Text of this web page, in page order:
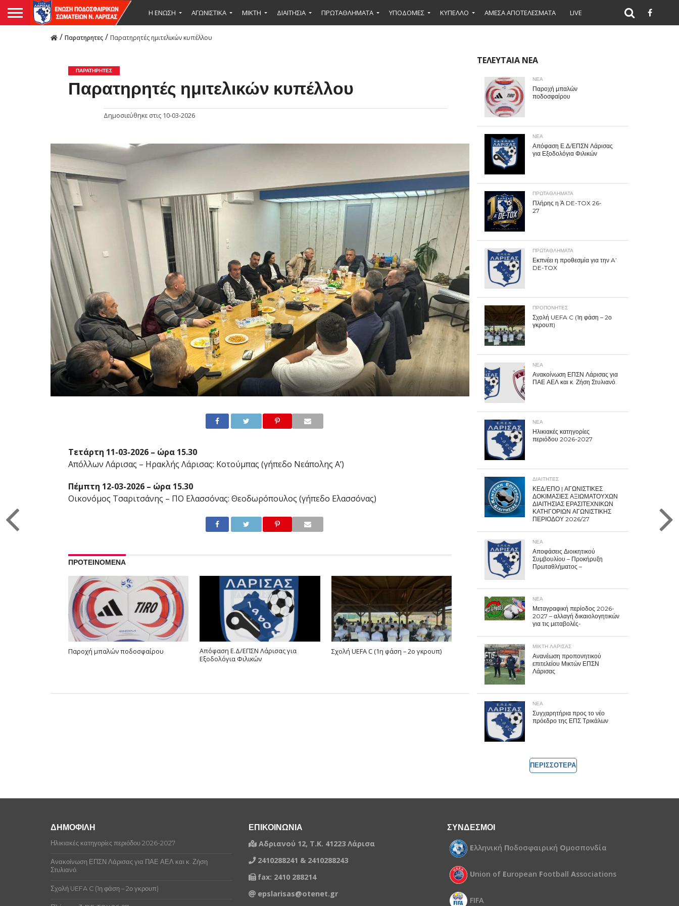
Η ΕΝΩΣΗ ΑΓΩΝΙΣΤΙΚΑ ΜΙΚΤΉ ΔΙΑΙΤΗΣΙΑ ΠΡΩΤΑΘΛΗΜΑΤΑ ΥΠΟΔΟΜΕΣ ΚΥΠΕΛΛΟ ΑΜΕΣΑ ΑΠΟΤΕΛΕΣΜΑΤΑ LIVE
/ Παρατηρητες / Παρατηρητές ημιτελικών κυπέλλου
ΠΑΡΑΤΗΡΗΤΕΣ
Παρατηρητές ημιτελικών κυπέλλου
Δημοσιεύθηκε στις 10-03-2026
Τετάρτη 11-03-2026 – ώρα 15.30
Απόλλων Λάρισας – Ηρακλής Λάρισας: Κοτούμπας (γήπεδο Νεάπολης Α’)
Πέμπτη 12-03-2026 – ώρα 15.30
Οικονόμος Τσαριτσάνης – ΠΟ Ελασσόνας: Θεοδωρόπουλος (γήπεδο Ελασσόνας)
ΠΡΟΤΕΙΝΟΜΕΝΑ
Παροχή μπαλών ποδοσφαίρου
Απόφαση Ε.Δ/ΕΠΣΝ Λάρισας για
Εξοδολόγια Φιλικών
Σχολή UEFA C (1η φάση – 2ο γκρουπ)
ΤΕΛΕΥΤΑΙΑ ΝΕΑ
ΝΕΑ
Παροχή μπαλών
ποδοσφαίρου
ΝΕΑ
Απόφαση Ε.Δ/ΕΠΣΝ Λάρισας
για Εξοδολόγια Φιλικών
ΠΡΩΤΑΘΛΉΜΑΤΑ
Πλήρης η Ά DE-TOX 26-
27
ΠΡΩΤΑΘΛΉΜΑΤΑ
Εκπνέει η προθεσμία για την A’
DE-TOX
ΠΡΟΠΟΝΗΤΈΣ
Σχολή UEFA C (1η φάση – 2ο
γκρουπ)
ΝΕΑ
Ανακοίνωση ΕΠΣΝ Λάρισας για
ΠΑΕ ΑΕΛ και κ. Ζήση Στυλιανό.
ΝΕΑ
Ηλικιακές κατηγορίες
περιόδου 2026-2027
ΔΙΑΙΤΗΤΕΣ
ΚΕΔ/ΕΠΟ | ΑΓΩΝΙΣΤΙΚΕΣ
ΔΟΚΙΜΑΣΙΕΣ ΑΞΙΩΜΑΤΟΥΧΩΝ
ΔΙΑΙΤΗΣΙΑΣ ΕΡΑΣΙΤΕΧΝΙΚΩΝ
ΚΑΤΗΓΟΡΙΩΝ ΑΓΩΝΙΣΤΙΚΗΣ
ΠΕΡΙΟΔΟΥ 2026/27
ΝΕΑ
Αποφάσεις Διοικητικού
Συμβουλίου – Προκήρυξη
Πρωταθλήματος –
ΝΕΑ
Μεταγραφική περίοδος 2026-
2027 – αλλαγή δικαιολογητικών
για τις μεταβολές-
ΜΙΚΤΗ ΛΑΡΙΣΑΣ
Ανανέωση προπονητικού
επιτελείου Μικτών ΕΠΣΝ
Λάρισας
ΝΕΑ
Συγχαρητήρια προς το νέο
πρόεδρο της ΕΠΣ Τρικάλων
ΠΕΡΙΣΣΟΤΕΡΑ
ΔΗΜΟΦΙΛΗ
Ηλικιακές κατηγορίες περιόδου 2026-2027
Ανακοίνωση ΕΠΣΝ Λάρισας για ΠΑΕ ΑΕΛ και κ. Ζήση
Στυλιανό.
Σχολή UEFA C (1η φάση – 2ο γκρουπ)
ΕΠΙΚΟΙΝΩΝΙΑ
Αδριανού 12, Τ.Κ. 41223 Λάρισα
2410288241 & 2410288243
fax: 2410 288214
epslarisas@otenet.gr
ΣΥΝΔΕΣΜΟΙ
Ελληνική Ποδοσφαιρική Ομοσπονδία
Union of European Football Associations
FIFA